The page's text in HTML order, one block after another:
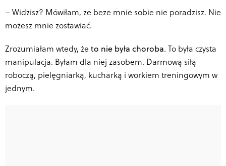
– Widzisz? Mówiłam, że beze mnie sobie nie poradzisz. Nie
możesz mnie zostawiać.
Zrozumiałam wtedy, że to nie była choroba. To była czysta
manipulacja. Byłam dla niej zasobem. Darmową siłą
roboczą, pielęgniarką, kucharką i workiem treningowym w
jednym.